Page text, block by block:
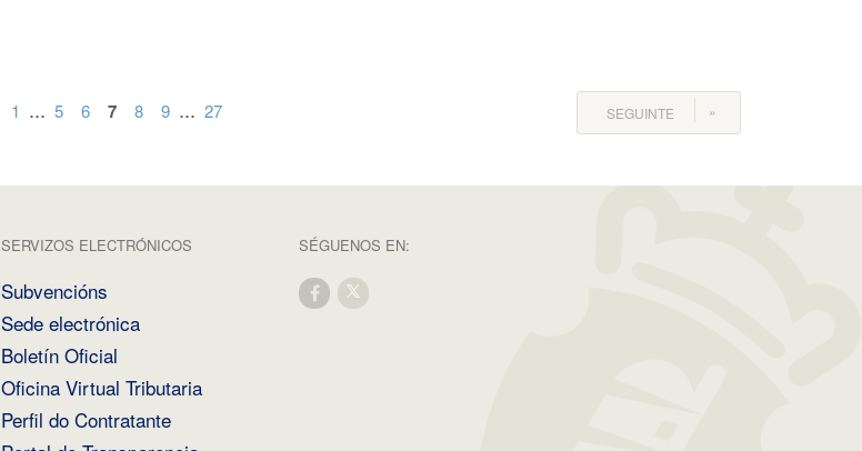
1 ... 5 6 7 8 9 ... 27 SEGUINTE
SERVIZOS ELECTRÓNICOS
Subvencións
Sede electrónica
Boletín Oficial
Oficina Virtual Tributaria
Perfil do Contratante
SÉGUENOS EN: